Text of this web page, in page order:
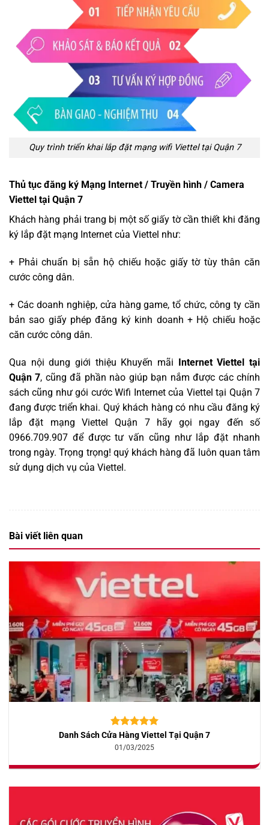
Quy trình triển khai lắp đặt mạng wifi Viettel tại Quận 7
Thủ tục đăng ký Mạng Internet / Truyền hình / Camera
Viettel tại Quận 7
Khách hàng phải trang bị một số giấy tờ cần thiết khi đăng
ký lắp đặt mạng Internet của Viettel như:
+ Phải chuẩn bị sẵn hộ chiếu hoặc giấy tờ tùy thân căn
cước công dân.
+ Các doanh nghiệp, cửa hàng game, tổ chức, công ty cần
bản sao giấy phép đăng ký kinh doanh + Hộ chiếu hoặc
căn cước công dân.
Qua nội dung giới thiệu Khuyến mãi Internet Viettel tại
Quận 7, cũng đã phần nào giúp bạn nắm được các chính
sách cũng như gói cước Wifi Internet của Viettel tại Quận 7
đang được triển khai. Quý khách hàng có nhu cầu đăng ký
lắp đặt mạng Viettel Quận 7 hãy gọi ngay đến số
0966.709.907 để được tư vấn cũng như lắp đặt nhanh
trong ngày. Trọng trọng! quý khách hàng đã luôn quan tâm
sử dụng dịch vụ của Viettel.
Bài viết liên quan
5.00trên 5
dựa trên
10
Danh Sách Cửa Hàng Viettel Tại Quận 7
01/03/2025